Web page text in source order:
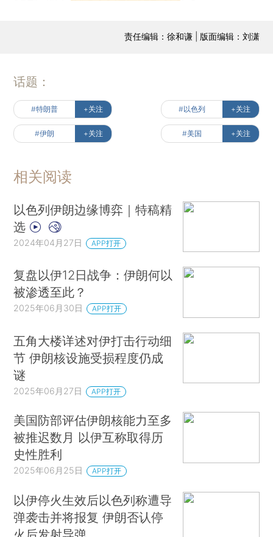
责任编辑：徐和谦 | 版面编辑：刘潇
话题：
#特朗普 +关注 #以色列 +关注
#伊朗 +关注 #美国 +关注
相关阅读
以色列伊朗边缘博弈｜特稿精
选
2024年04月27日 APP打开
复盘以伊12日战争：伊朗何以
被渗透至此？
2025年06月30日 APP打开
五角大楼详述对伊打击行动细
节 伊朗核设施受损程度仍成
谜
2025年06月27日 APP打开
美国防部评估伊朗核能力至多
被推迟数月 以伊互称取得历
史性胜利
2025年06月25日 APP打开
以伊停火生效后以色列称遭导
弹袭击并将报复 伊朗否认停